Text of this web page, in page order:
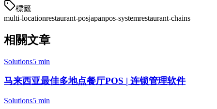
標籤
multi-locationrestaurant-posjapanpos-systemrestaurant-chains
相關文章
Solutions5 min
马来西亚最佳多地点餐厅POS | 连锁管理软件
Solutions5 min